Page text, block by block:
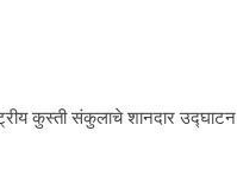
कुस्ती संकुलाचे शानदार उद्घाटन